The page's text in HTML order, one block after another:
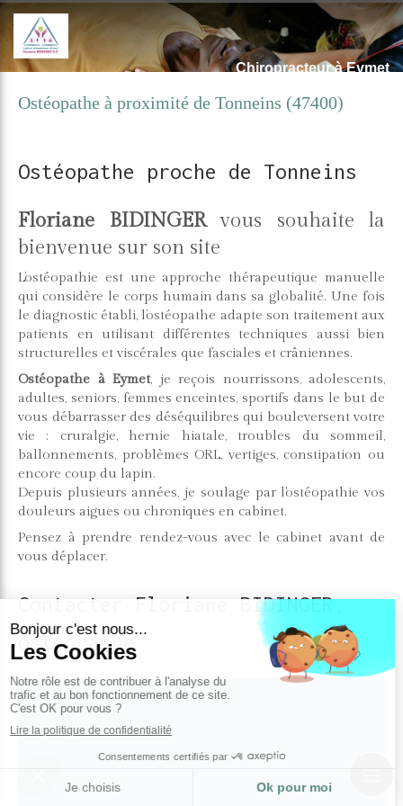
Chiropracteur à Eymet
Ostéopathe à proximité de Tonneins (47400)
Ostéopathe proche de Tonneins
Floriane BIDINGERvous souhaite la
bienvenue sur son site
L’ostéopathie est une approche thérapeutique manuelle
qui considère le corps humain dans sa globalité. Une fois
le diagnostic établi, l’ostéopathe adapte son traitement aux
patients en utilisant différentes techniques aussi bien
structurelles et viscérales que fasciales et crâniennes.
Ostéopathe à Eymet, je reçois nourrissons, adolescents,
adultes, seniors, femmes enceintes, sportifs dans le but de
vous débarrasser des déséquilibres qui bouleversent votre
vie : cruralgie, hernie hiatale, troubles du sommeil,
ballonnements, problèmes ORL, vertiges, constipation ou
encore coup du lapin.
Depuis plusieurs années, je soulage par l'ostéopathie vos
douleurs aigues ou chroniques en cabinet.
Pensez à prendre rendez-vous avec le cabinet avant de
vous déplacer.
Contacter Floriane BIDINGER,
ostéopathe